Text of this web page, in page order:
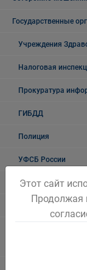
Государственные
Учреждения
Налоговая
Прокуратура
ГИБДД
Полиция
УФСБ России
Росреестр
УФМС
Территориальный
Этот сайт
Продолжая